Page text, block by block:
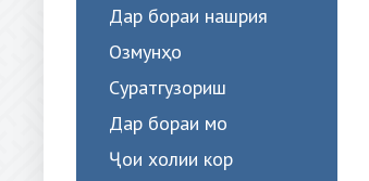
Дар бораи нашрия
Озмунҳо
Суратгузориш
Дар бораи мо
Ҷои холии кор